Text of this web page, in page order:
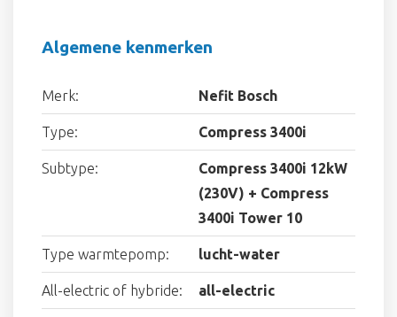
Algemene kenmerken
Merk: Nefit Bosch
Type: Compress 3400i
Subtype:
Compress 3400i 12kW
(230V) + Compress
3400i Tower 10
Type warmtepomp: lucht-water
All-electric of hybride: all-electric